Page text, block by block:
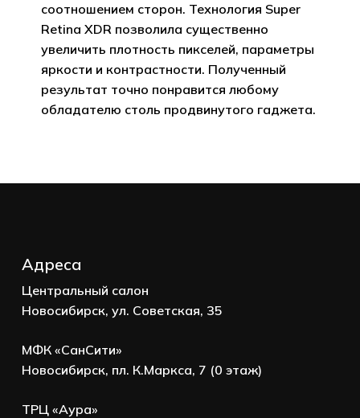
соотношением сторон. Технология Super
Retina XDR позволила существенно
увеличить плотность пикселей, параметры
яркости и контрастности. Полученный
результат точно понравится любому
обладателю столь продвинутого гаджета.
Адреса
Центральный салон
Новосибирск, ул. Советская, 35
МФК «СанСити»
Новосибирск, пл. К.Маркса, 7 (0 этаж)
ТРЦ «Аура»